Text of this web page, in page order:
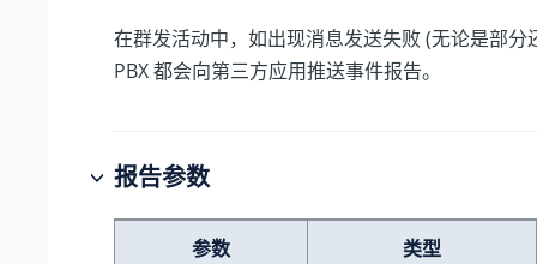
在群发活动中，如出现消息发送失败 (无论是部分
PBX 都会向第三方应用推送事件报告。
报告参数
参数 类型